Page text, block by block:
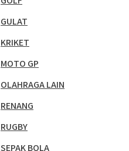
GULAT
KRIKET
MOTO GP
OLAHRAGA LAIN
RENANG
RUGBY
SEPAK BOLA